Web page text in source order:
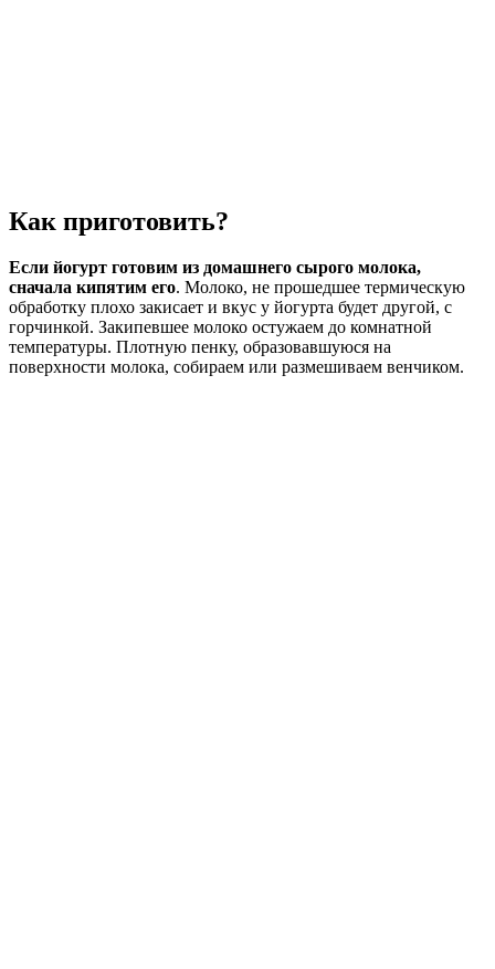
Как приготовить?
Если йогурт готовим из домашнего сырого молока,
сначала кипятим его. Молоко, не прошедшее термическую
обработку плохо закисает и вкус у йогурта будет другой, с
горчинкой. Закипевшее молоко остужаем до комнатной
температуры. Плотную пенку, образовавшуюся на
поверхности молока, собираем или размешиваем венчиком.